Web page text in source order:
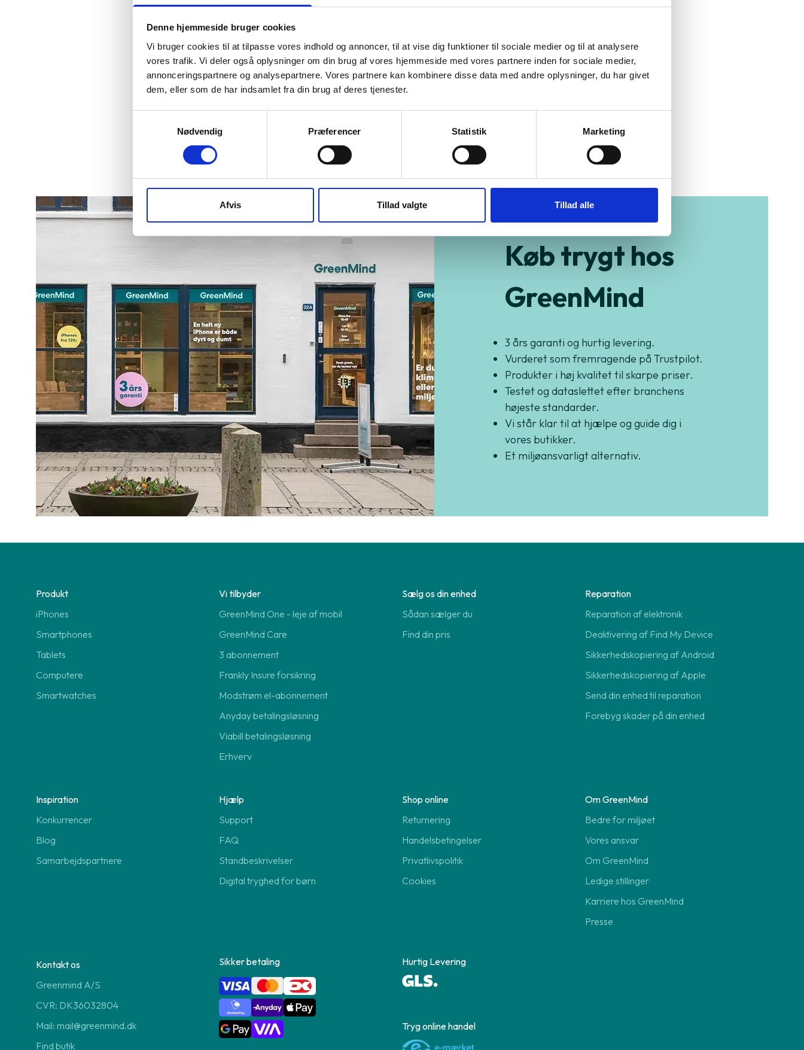
Denne hjemmeside bruger cookies
Vi bruger cookies til at tilpasse vores indhold og annoncer, til at vise dig funktioner til sociale medier og til at analysere
vores trafik. Vi deler også oplysninger om din brug af vores hjemmeside med vores partnere inden for sociale medier,
annonceringspartnere og analysepartnere. Vores partnere kan kombinere disse data med andre oplysninger, du har givet
dem, eller som de har indsamlet fra din brug af deres tjenester.
Nødvendig
Præferencer Statistik Marketing
Afvis Tillad valgte Tillad alle
Derfor skal du vælge Motorola Moto G62
Specifikationer
6.5"
166337
Navnet på processoren
Skærmstørrelse
Varenummer
Køb trygt hos
GreenMind
3 års garanti og hurtig levering.
Vurderet som fremragende på Trustpilot.
Produkter i høj kvalitet til skarpe priser.
Testet og dataslettet efter branchens
højeste standarder.
Vi står klar til at hjælpe og guide dig i
vores butikker.
Et miljøansvarligt alternativ.
Produkt
iPhones
Smartphones
Tablets
Computere
Smartwatches
Vi tilbyder
GreenMind One - leje af mobil
GreenMind Care
3 abonnement
Frankly Insure forsikring
Modstrøm el-abonnement
Anyday betalingsløsning
Viabill betalingsløsning
Erhverv
Sælg os din enhed
Sådan sælger du
Find din pris
Reparation
Reparation af elektronik
Deaktivering af Find My Device
Sikkerhedskopiering af Android
Sikkerhedskopiering af Apple
Send din enhed til reparation
Forebyg skader på din enhed
Inspiration
Konkurrencer
Blog
Samarbejdspartnere
Hjælp
Support
FAQ
Standbeskrivelser
Digital tryghed for børn
Shop online
Returnering
Handelsbetingelser
Privatlivspolitik
Cookies
Om GreenMind
Bedre for miljøet
Vores ansvar
Om GreenMind
Ledige stillinger
Karriere hos GreenMind
Presse
Kontakt os
Greenmind A/S
CVR: DK36032804
Mail: mail@greenmind.dk
Find butik
Sikker betaling Hurtig Levering
Tryg online handel